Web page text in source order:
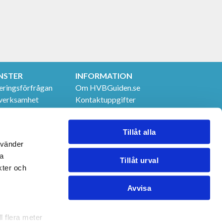
och
flera meter
Tillåt alla
Tillåt urval
Avvisa
INFORMATION
Om HVBGuiden.se
Kontaktuppgifter